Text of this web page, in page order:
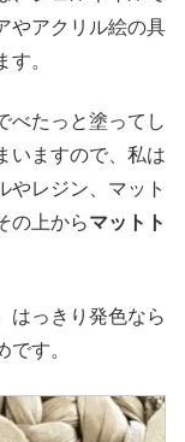
やアクリル絵の具
。
べたっと塗ってし
いますので、私は
やレジン、マット
の上からマットト
はっきり発色なら
す。